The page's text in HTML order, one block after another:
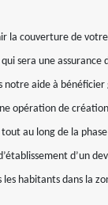
la couverture de
sera une assurance
notre aide à
opération de
au long de la
d’un
habitants dans la